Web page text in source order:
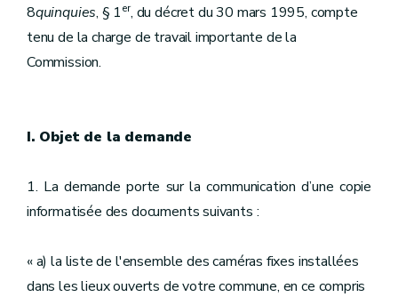
8quinquies, § 1er, du décret du 30 mars 1995, compte
tenu de la charge de travail importante de la
Commission.
I. Objet de la demande
1. La demande porte sur la communication d’une copie
informatisée des documents suivants :
« a) la liste de l'ensemble des caméras fixes installées
dans les lieux ouverts de votre commune, en ce compris